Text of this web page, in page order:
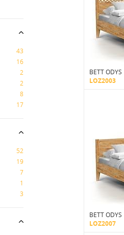
43
16
2
2
8
17
52
19
7
1
3
BETT ODYS
LOZ2003
BETT ODYS
LOZ2007